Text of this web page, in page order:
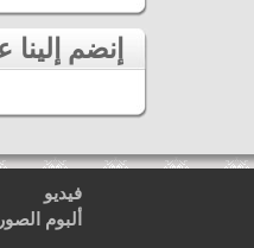
فيديو
ألبوم الصور